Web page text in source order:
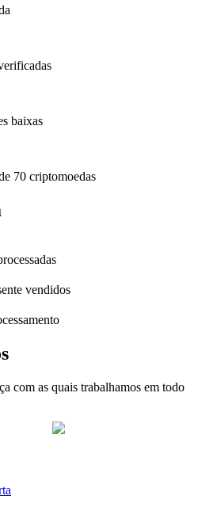
baixas
70 criptomoedas
vendidos
com as quais trabalhamos em todo